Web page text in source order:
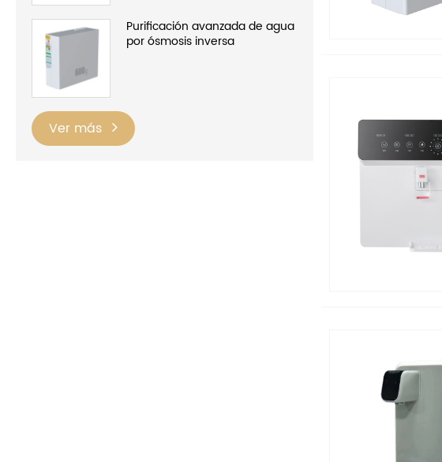
Purificación avanzada de agua
por ósmosis inversa
Ver más